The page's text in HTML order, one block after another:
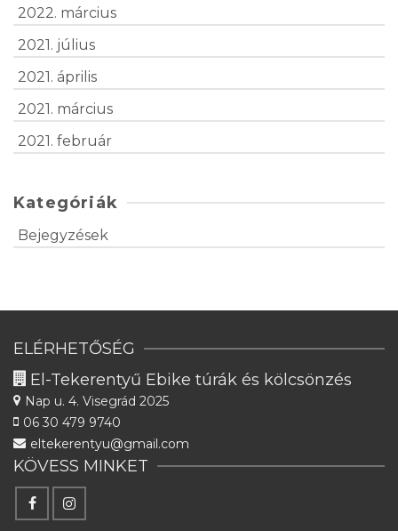
2022. március
2021. július
2021. április
2021. március
2021. február
Kategóriák
Bejegyzések
ELÉRHETŐSÉG
El-Tekerentyű Ebike túrák és kölcsönzés
Nap u. 4. Visegrád 2025
06 30 479 9740
eltekerentyu@gmail.com
KÖVESS MINKET